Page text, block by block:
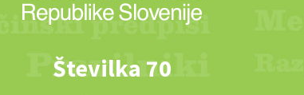
Številka 70